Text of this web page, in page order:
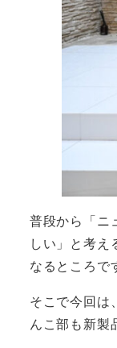
普段から「ニ
しい」と考
なるところで
そこで今回は
んこ部も新製